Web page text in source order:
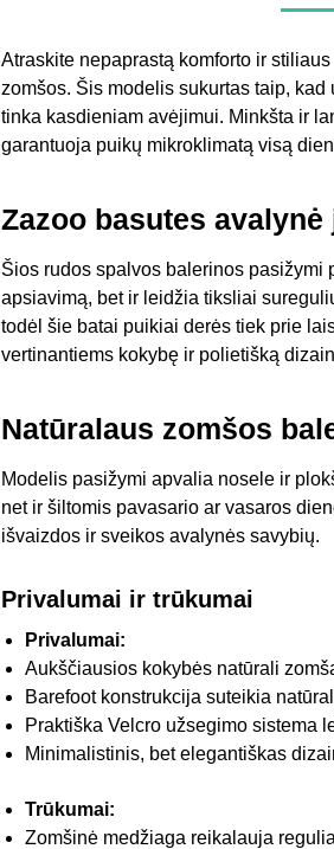
Atraskite nepaprastą komforto ir
zomšos. Šis modelis sukurtas taip,
tinka kasdieniam avėjimui. Minkšta ir
garantuoja puikų mikroklimatą visą
Zazoo basutes
Šios rudos spalvos balerinos pasižymi
apsiavimą, bet ir leidžia tiksliai
todėl šie batai puikiai derės tiek prie
vertinantiems kokybę ir polietišką
Natūralaus zomšos
Modelis pasižymi apvalia nosele ir
net ir šiltomis pavasario ar vasaros
išvaizdos ir sveikos avalynės savybių.
Privalumai ir trūkumai
Privalumai:
Aukščiausios kokybės natūrali
Barefoot konstrukcija suteikia
Praktiška Velcro užsegimo sistema
Minimalistinis, bet elegantiškas
Trūkumai:
Zomšinė medžiaga reikalauja